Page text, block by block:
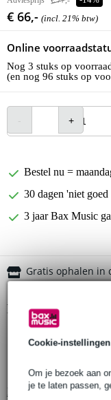
Cookie-
Om je bezoek aan
je te laten passen,
€ 66,- (incl. 21% btw)
Online
Nog 3 stuks op
(en nog 96 stuks op
Bestel nu =
30 dagen 'niet
3 jaar Bax Music
Gratis ophalen in
Productinformatie
finish: chroom
Bekijk alle